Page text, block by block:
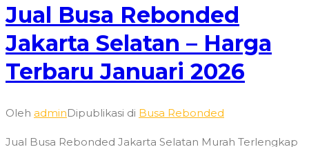
Jual Busa Rebonded
Jakarta Selatan – Harga
Terbaru Januari 2026
Oleh adminDipublikasi di Busa Rebonded
Jual Busa Rebonded Jakarta Selatan Murah Terlengkap